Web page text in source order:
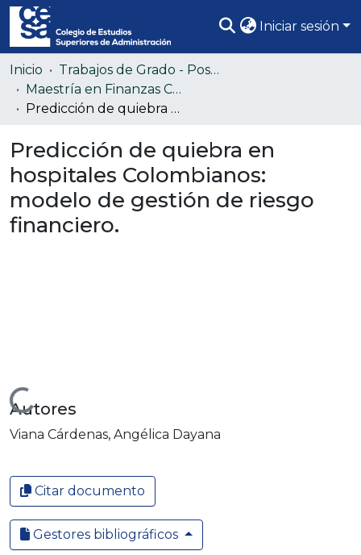
Iniciar sesión
Comunidades
Todo DSpace
Inicio
Trabajos de Grado - Posgrado
Maestría en Finanzas Corporativas
Predicción de quiebra en hospitales Colombianos: modelo de gestión de riesgo financiero.
Predicción de quiebra en
hospitales Colombianos:
modelo de gestión de riesgo
financiero.
Cargando...
Autores
Viana Cárdenas, Angélica Dayana
Citar documento
Gestores bibliográficos